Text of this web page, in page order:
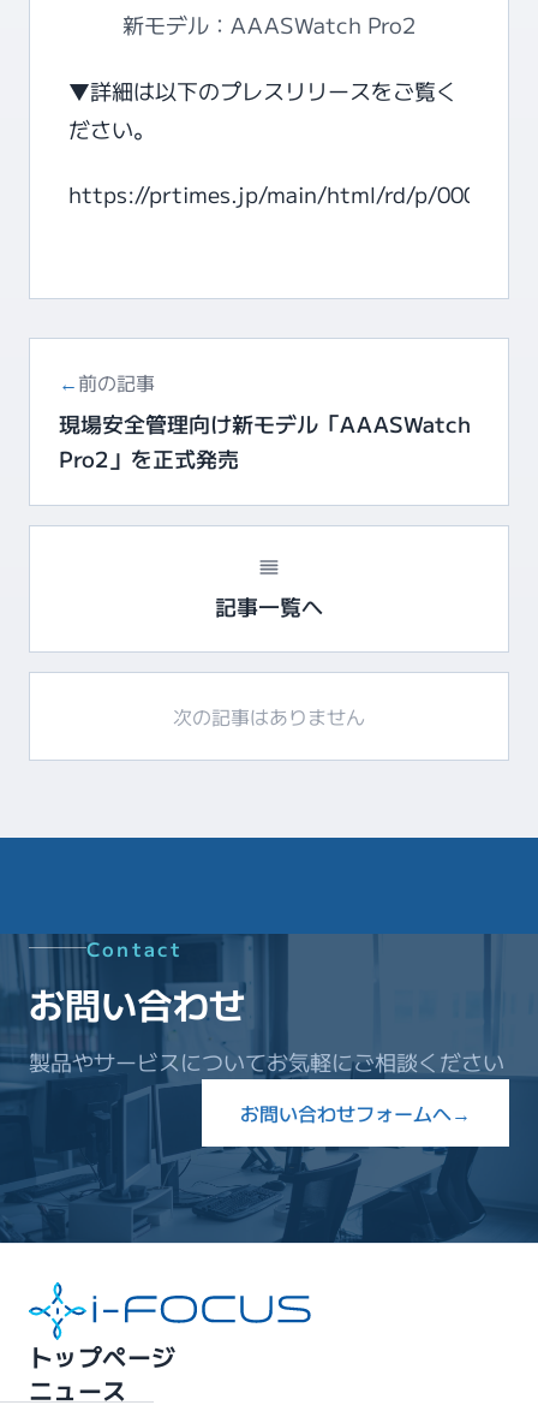
新モデル：AAASWatch Pro2
▼詳細は以下のプレスリリースをご覧く
ださい。
https://prtimes.jp/main/html/rd/p/
←前の記事
現場安全管理向け新モデル「AAASWatch
Pro2」を正式発売
記事一覧へ
次の記事はありません
Contact
お問い合わせ
製品やサービスについてお気軽にご相談ください
お問い合わせフォームへ→
トップページ
ニュース